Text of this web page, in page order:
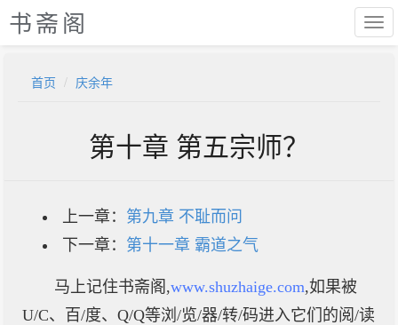
书斋阁
首页 庆余年
第十章 第五宗师？
上一章： 第九章 不耻而问
下一章： 第十一章 霸道之气
马上记住书斋阁,www.shuzhaige.com,如果被
U/C、百/度、Q/Q等浏/览/器/转/码进入它们的阅/读